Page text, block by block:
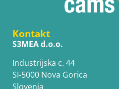
Kontakt
S3MEA d.o.o.
Industrijska c. 44
SI-5000 Nova Gorica
Slovenia